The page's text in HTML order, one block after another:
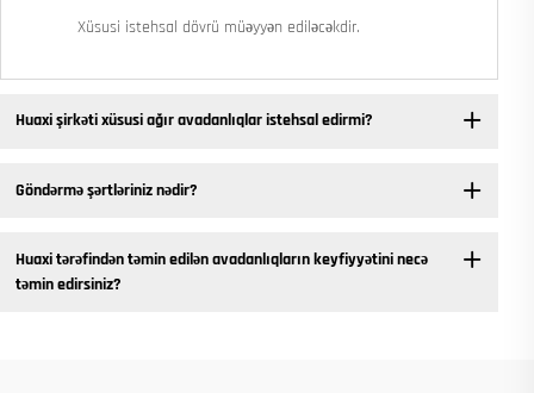
Xüsusi istehsal dövrü müəyyən ediləcəkdir.
Huaxi şirkəti xüsusi ağır avadanlıqlar istehsal edirmi?
Göndərmə şərtləriniz nədir?
Huaxi tərəfindən təmin edilən avadanlıqların keyfiyyətini necə
təmin edirsiniz?